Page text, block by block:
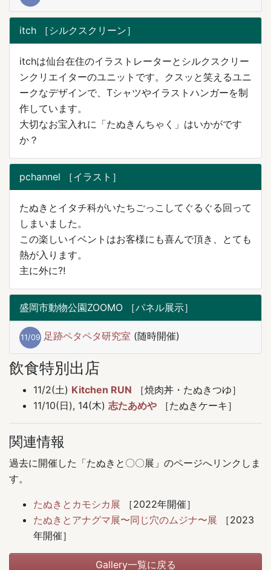
itch ［シルクスクリーン］
itchは仙台在住のイラストレーターとシルクスクリー
ンクリエイターのユニットです。クスッと笑えるユニ
ークなデザインで、Tシャツやイラストハンガーを制
作しています。
大切なお宝入れに「たぬきんちゃく」はいかがです
か？
pchannel ［イラスト］
たぬきとイタチ科がいたちごっこしてぐるぐる回って
しまいました。
この楽しいイベントはお客様にも喜んで頂き、とても
熱が入ります。
主に外に⁈
盛岡市動物公園ZOOMO ［パネル展示］
11/09 足跡ペタペタ研究室 (随時開催)
飲食特別出店
11/2(土) Kitchen RUN ［焼肉丼・たぬきつゆ］
11/10(日), 14(木) 志たあめや ［たぬきケーキ］
関連情報
過去に開催した「たぬきと〇〇展」のページへリンクしま
す。
たぬきとカモシカ展 ［2022年開催］
たぬきとアナグマ展〜同じ穴のムジナ〜展 ［2023
年開催］
Gallery一覧に戻る